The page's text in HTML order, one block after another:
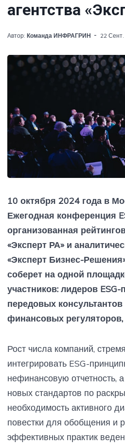
агентства
Автор: Команда ИНФРАГРИН 22
10 октября 2024 года в
Ежегодная конференция
организованная
«Эксперт РА» и
«Эксперт Бизнес-
соберет на одной
участников: лидеров
передовых консультантов
финансовых
Рост числа компаний,
интегрировать ESG-
нефинансовую отчетность,
новых стандартов по
необходимость активного
повестки для обобщения и
эффективных практик